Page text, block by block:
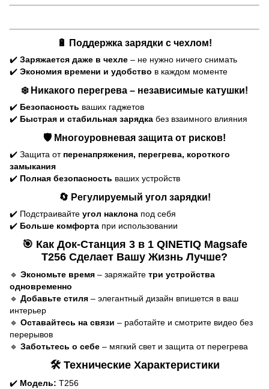
🔋 Поддержка зарядки с чехлом!
✔️ Заряжается даже в чехле – не нужно ничего снимать
✔️ Экономия времени и удобство в каждом моменте
❄️ Никакого перегрева – независимые катушки!
✔️ Безопасность ваших гаджетов
✔️ Быстрая и стабильная зарядка без взаимного влияния
🛡️ Многоуровневая защита от рисков!
✔️ Защита от перенапряжения, перегрева, короткого
замыкания
✔️ Полная безопасность ваших устройств
🔄 Регулируемый угол зарядки!
✔️ Подстраивайте угол наклона под себя
✔️ Больше комфорта при использовании
🎯 Как Док-Станция 3 в 1 QINETIQ Magsafe
T256 Сделает Вашу Жизнь Лучше?
🔹 Экономьте время – заряжайте три устройства
одновременно
🔹 Добавьте стиля – элегантный дизайн впишется в ваш
интерьер
🔹 Оставайтесь на связи – работайте и смотрите видео без
перерывов
🔹 Заботьтесь о себе – мягкий свет и защита от перегрева
🛠 Технические Характеристики
✔️ Модель: T256